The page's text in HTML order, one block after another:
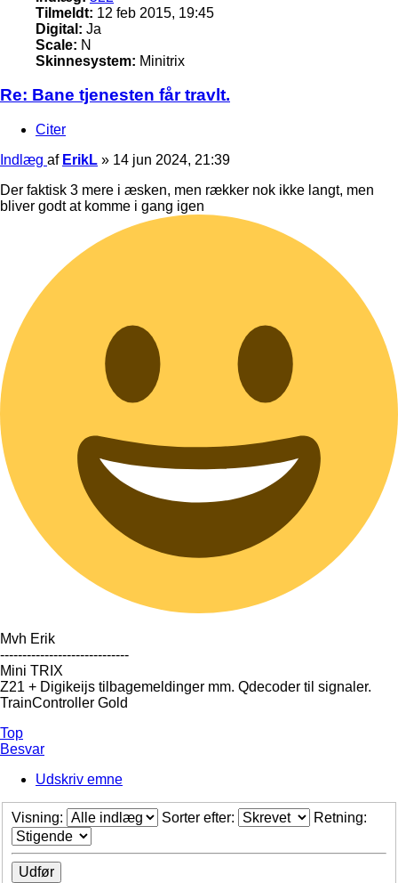
Tilmeldt: 12 feb 2015, 19:45
Digital: Ja
Scale: N
Skinnesystem: Minitrix
Re: Bane tjenesten får travlt.
Citer
Indlæg af ErikL » 14 jun 2024, 21:39
Der faktisk 3 mere i æsken, men rækker nok ikke langt, men
bliver godt at komme i gang igen
Mvh Erik
-----------------------------
Mini TRIX
Z21 + Digikeijs tilbagemeldinger mm. Qdecoder til signaler.
TrainController Gold
Top
Besvar
Udskriv emne
Visning: Sorter efter: Retning: